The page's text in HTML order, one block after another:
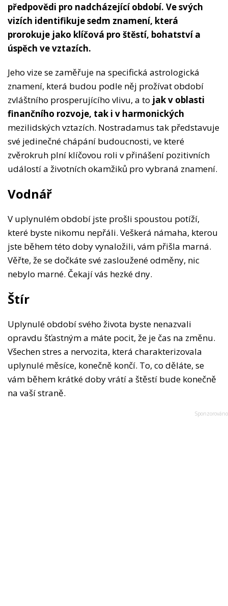
předpovědi pro nadcházející období. Ve svých
vizích identifikuje sedm znamení, která
prorokuje jako klíčová pro štěstí, bohatství a
úspěch ve vztazích.
Jeho vize se zaměřuje na specifická astrologická
znamení, která budou podle něj prožívat období
zvláštního prosperujícího vlivu, a to jak v oblasti
finančního rozvoje, tak i v harmonických
mezilidských vztazích. Nostradamus tak představuje
své jedinečné chápání budoucnosti, ve které
zvěrokruh plní klíčovou roli v přinášení pozitivních
událostí a životních okamžiků pro vybraná znamení.
Vodnář
V uplynulém období jste prošli spoustou potíží,
které byste nikomu nepřáli. Veškerá námaha, kterou
jste během této doby vynaložili, vám přišla marná.
Věřte, že se dočkáte své zasloužené odměny, nic
nebylo marné. Čekají vás hezké dny.
Štír
Uplynulé období svého života byste nenazvali
opravdu šťastným a máte pocit, že je čas na změnu.
Všechen stres a nervozita, která charakterizovala
uplynulé měsíce, konečně končí. To, co děláte, se
vám během krátké doby vrátí a štěstí bude konečně
na vaší straně.